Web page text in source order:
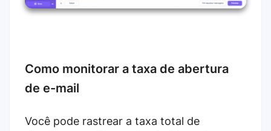
Como monitorar a taxa de abertura
de e-mail
Você pode rastrear a taxa total de